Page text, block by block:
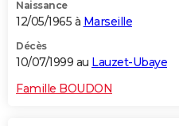
Naissance
12/05/1965 à Marseille
Décès
10/07/1999 au Lauzet-Ubaye
Famille BOUDON